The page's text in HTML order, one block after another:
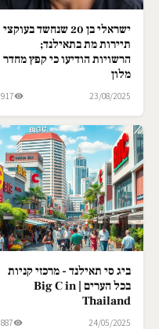
ישראלי בן 20 שנחשד בעוקצי
תיירות מת בתאילנד;
הרשויות הודיעו כי קפץ מחדר
מלון
23/08/2025
917
ביג סי תאילנד - מרכזי קניות
בכל הערים | Big C in
Thailand
24/05/2025
887